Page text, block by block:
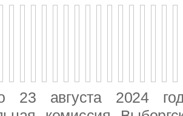
августа 2024